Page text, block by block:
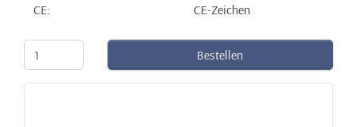
CE: CE-Zeichen
Bestellen